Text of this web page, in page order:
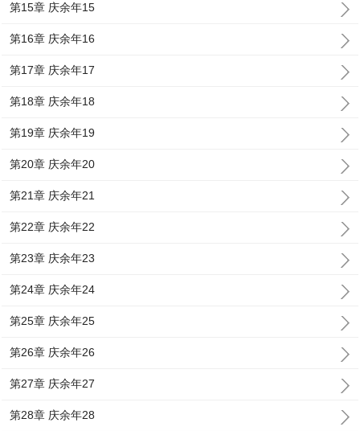
第15章 庆余年15
第16章 庆余年16
第17章 庆余年17
第18章 庆余年18
第19章 庆余年19
第20章 庆余年20
第21章 庆余年21
第22章 庆余年22
第23章 庆余年23
第24章 庆余年24
第25章 庆余年25
第26章 庆余年26
第27章 庆余年27
第28章 庆余年28